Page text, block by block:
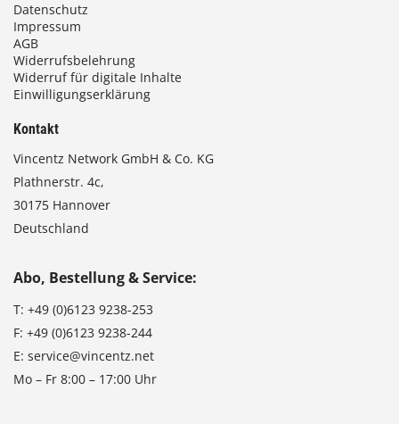
Datenschutz
Impressum
AGB
Widerrufsbelehrung
Widerruf für digitale Inhalte
Einwilligungserklärung
Kontakt
Vincentz Network GmbH & Co. KG
Plathnerstr. 4c,
30175 Hannover
Deutschland
Abo, Bestellung & Service:
T: +49 (0)6123 9238-253
F: +49 (0)6123 9238-244
E: service@vincentz.net
Mo – Fr 8:00 – 17:00 Uhr